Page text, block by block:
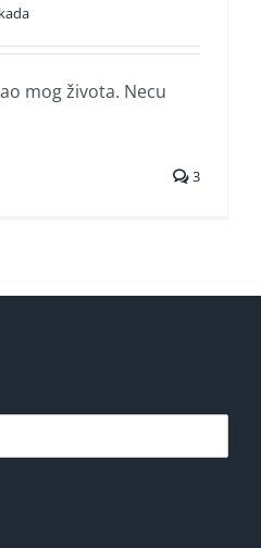
mog života. Necu
3